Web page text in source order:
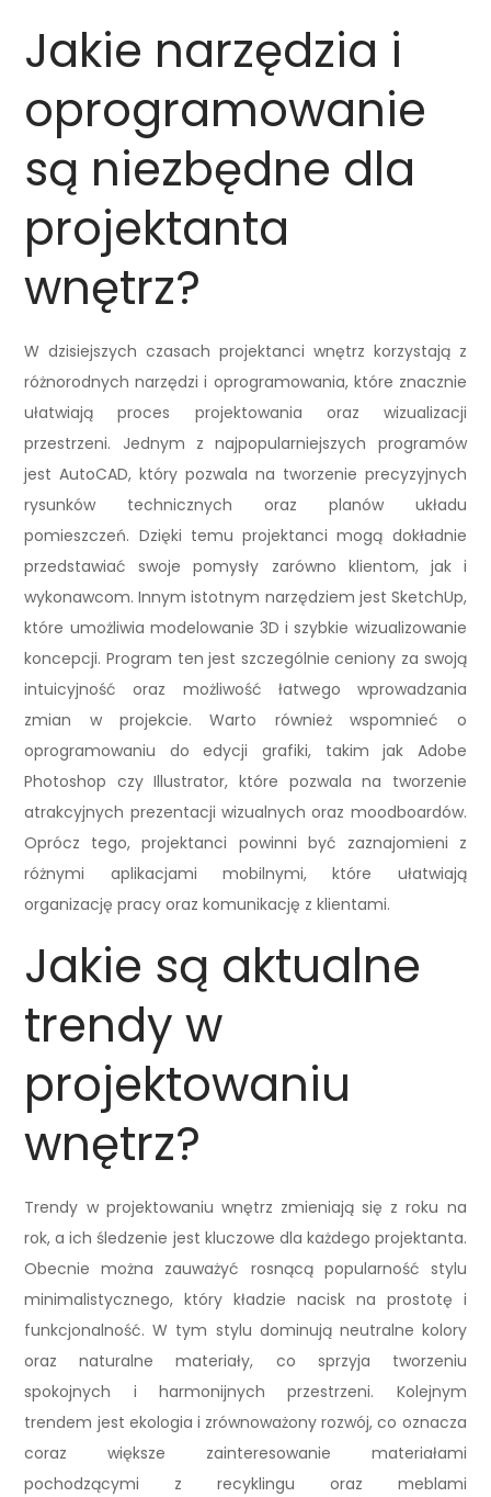
Jakie narzędzia i
oprogramowanie
są niezbędne dla
projektanta
wnętrz?
W dzisiejszych czasach projektanci wnętrz korzystają z
różnorodnych narzędzi i oprogramowania, które znacznie
ułatwiają proces projektowania oraz wizualizacji
przestrzeni. Jednym z najpopularniejszych programów
jest AutoCAD, który pozwala na tworzenie precyzyjnych
rysunków technicznych oraz planów układu
pomieszczeń. Dzięki temu projektanci mogą dokładnie
przedstawiać swoje pomysły zarówno klientom, jak i
wykonawcom. Innym istotnym narzędziem jest SketchUp,
które umożliwia modelowanie 3D i szybkie wizualizowanie
koncepcji. Program ten jest szczególnie ceniony za swoją
intuicyjność oraz możliwość łatwego wprowadzania
zmian w projekcie. Warto również wspomnieć o
oprogramowaniu do edycji grafiki, takim jak Adobe
Photoshop czy Illustrator, które pozwala na tworzenie
atrakcyjnych prezentacji wizualnych oraz moodboardów.
Oprócz tego, projektanci powinni być zaznajomieni z
różnymi aplikacjami mobilnymi, które ułatwiają
organizację pracy oraz komunikację z klientami.
Jakie są aktualne
trendy w
projektowaniu
wnętrz?
Trendy w projektowaniu wnętrz zmieniają się z roku na
rok, a ich śledzenie jest kluczowe dla każdego projektanta.
Obecnie można zauważyć rosnącą popularność stylu
minimalistycznego, który kładzie nacisk na prostotę i
funkcjonalność. W tym stylu dominują neutralne kolory
oraz naturalne materiały, co sprzyja tworzeniu
spokojnych i harmonijnych przestrzeni. Kolejnym
trendem jest ekologia i zrównoważony rozwój, co oznacza
coraz większe zainteresowanie materiałami
pochodzącymi z recyklingu oraz meblami